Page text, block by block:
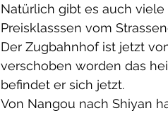
Natürlich gibt es auch
Preisklasssen vom
Der Zugbahnhof ist jetzt
verschoben worden das
befindet er sich jetzt.
Von Nangou nach Shiyan